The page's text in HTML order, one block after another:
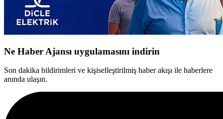
Ne Haber Ajansı uygulamasını indirin
Son dakika bildirimleri ve kişiselleştirilmiş haber akışı ile haberlere
anında ulaşın.